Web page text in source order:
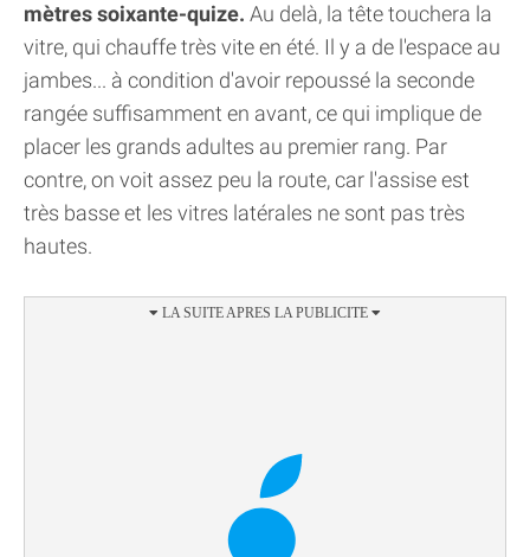
mètres soixante-quize. Au delà, la tête touchera la
vitre, qui chauffe très vite en été. Il y a de l'espace au
jambes... à condition d'avoir repoussé la seconde
rangée suffisamment en avant, ce qui implique de
placer les grands adultes au premier rang. Par
contre, on voit assez peu la route, car l'assise est
très basse et les vitres latérales ne sont pas très
hautes.